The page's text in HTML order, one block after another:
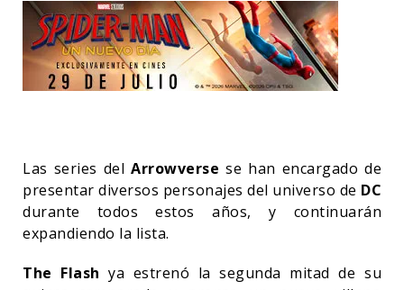
Las series del Arrowverse se han encargado de
presentar diversos personajes del universo de DC
durante todos estos años, y continuarán
expandiendo la lista.
The Flashya estrenó la segunda mitad de su